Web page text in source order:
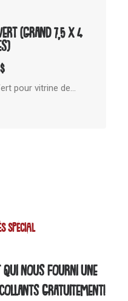
(Grand 7,5 x 4
$
pour vitrine de…
SPÉCIAL
qui nous fourni une
gratuitement!